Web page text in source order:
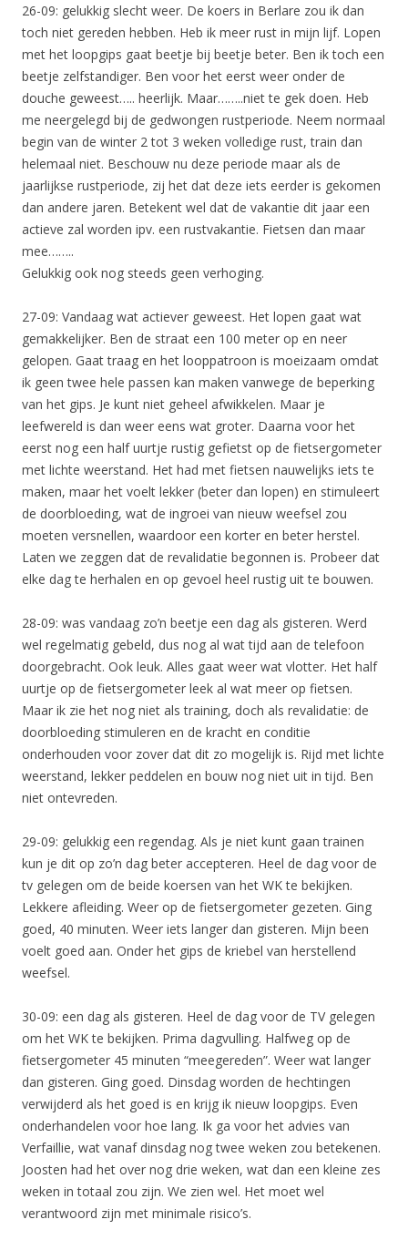
26-09: gelukkig slecht weer. De koers in Berlare zou ik dan
toch niet gereden hebben. Heb ik meer rust in mijn lijf. Lopen
met het loopgips gaat beetje bij beetje beter. Ben ik toch een
beetje zelfstandiger. Ben voor het eerst weer onder de
douche geweest….. heerlijk. Maar……..niet te gek doen. Heb
me neergelegd bij de gedwongen rustperiode. Neem normaal
begin van de winter 2 tot 3 weken volledige rust, train dan
helemaal niet. Beschouw nu deze periode maar als de
jaarlijkse rustperiode, zij het dat deze iets eerder is gekomen
dan andere jaren. Betekent wel dat de vakantie dit jaar een
actieve zal worden ipv. een rustvakantie. Fietsen dan maar
mee……..
Gelukkig ook nog steeds geen verhoging.
27-09: Vandaag wat actiever geweest. Het lopen gaat wat
gemakkelijker. Ben de straat een 100 meter op en neer
gelopen. Gaat traag en het looppatroon is moeizaam omdat
ik geen twee hele passen kan maken vanwege de beperking
van het gips. Je kunt niet geheel afwikkelen. Maar je
leefwereld is dan weer eens wat groter. Daarna voor het
eerst nog een half uurtje rustig gefietst op de fietsergometer
met lichte weerstand. Het had met fietsen nauwelijks iets te
maken, maar het voelt lekker (beter dan lopen) en stimuleert
de doorbloeding, wat de ingroei van nieuw weefsel zou
moeten versnellen, waardoor een korter en beter herstel.
Laten we zeggen dat de revalidatie begonnen is. Probeer dat
elke dag te herhalen en op gevoel heel rustig uit te bouwen.
28-09: was vandaag zo’n beetje een dag als gisteren. Werd
wel regelmatig gebeld, dus nog al wat tijd aan de telefoon
doorgebracht. Ook leuk. Alles gaat weer wat vlotter. Het half
uurtje op de fietsergometer leek al wat meer op fietsen.
Maar ik zie het nog niet als training, doch als revalidatie: de
doorbloeding stimuleren en de kracht en conditie
onderhouden voor zover dat dit zo mogelijk is. Rijd met lichte
weerstand, lekker peddelen en bouw nog niet uit in tijd. Ben
niet ontevreden.
29-09: gelukkig een regendag. Als je niet kunt gaan trainen
kun je dit op zo’n dag beter accepteren. Heel de dag voor de
tv gelegen om de beide koersen van het WK te bekijken.
Lekkere afleiding. Weer op de fietsergometer gezeten. Ging
goed, 40 minuten. Weer iets langer dan gisteren. Mijn been
voelt goed aan. Onder het gips de kriebel van herstellend
weefsel.
30-09: een dag als gisteren. Heel de dag voor de TV gelegen
om het WK te bekijken. Prima dagvulling. Halfweg op de
fietsergometer 45 minuten “meegereden”. Weer wat langer
dan gisteren. Ging goed. Dinsdag worden de hechtingen
verwijderd als het goed is en krijg ik nieuw loopgips. Even
onderhandelen voor hoe lang. Ik ga voor het advies van
Verfaillie, wat vanaf dinsdag nog twee weken zou betekenen.
Joosten had het over nog drie weken, wat dan een kleine zes
weken in totaal zou zijn. We zien wel. Het moet wel
verantwoord zijn met minimale risico’s.